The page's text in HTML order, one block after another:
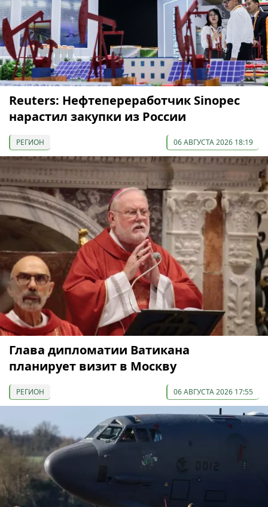
Reuters: Нефтепереработчик Sinopec
нарастил закупки из России
РЕГИОН 06 АВГУСТА 2026 18:19
Глава дипломатии Ватикана
планирует визит в Москву
РЕГИОН 06 АВГУСТА 2026 17:55